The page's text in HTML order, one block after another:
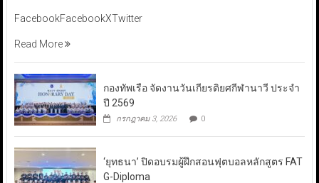
FacebookFacebookXTwitter
Read More
กองทัพเรือ จัดงานวันเกียรติยศกีฬานาวี ประจำ
ปี 2569
กรกฎาคม 3, 2026 0
‘ยุทธนา’ ปิดอบรมผู้ฝึกสอนฟุตบอลหลักสูตร FAT
G-Diploma